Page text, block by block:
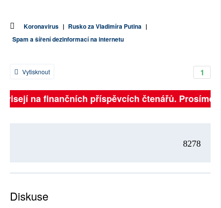
Koronavirus | Rusko za Vladimíra Putina |
Spam a šíření dezinformací na internetu
1
Vytisknout
na finančních příspěvcích čtenářů. Prosíme,
8278
Diskuse